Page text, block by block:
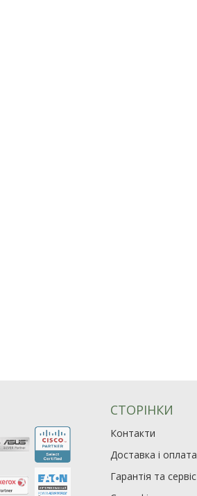
СТОРІНКИ
Контакти
Доставка і оплата
Гарантія та сервіс